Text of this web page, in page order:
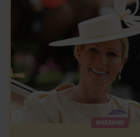
WEEKEND